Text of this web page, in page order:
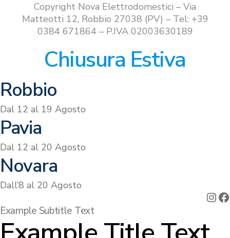
Copyright Nova Elettrodomestici – Via
Matteotti 12, Robbio 27038 (PV) – Tel: +39
0384 671864 – P.IVA 02003630189
Chiusura Estiva
Robbio
Dal 12 al 19 Agosto
Pavia
Dal 12 al 20 Agosto
Novara
Dall’8 al 20 Agosto
Example Subtitle Text